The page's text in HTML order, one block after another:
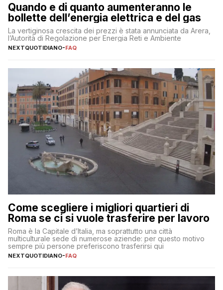
Quando e di quanto aumenteranno le
bollette dell’energia elettrica e del gas
La vertiginosa crescita dei prezzi è stata annunciata da Arera,
l’Autorità di Regolazione per Energia Reti e Ambiente
NEXTQUOTIDIANO-FAQ
Come scegliere i migliori quartieri di
Roma se ci si vuole trasferire per lavoro
Roma è la Capitale d’Italia, ma soprattutto una città
multiculturale sede di numerose aziende: per questo motivo
sempre più persone preferiscono trasferirsi qui
NEXTQUOTIDIANO-FAQ